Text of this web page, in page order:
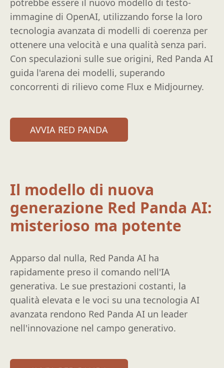
potrebbe essere il nuovo modello di testo-
immagine di OpenAI, utilizzando forse la loro
tecnologia avanzata di modelli di coerenza per
ottenere una velocità e una qualità senza pari.
Con speculazioni sulle sue origini, Red Panda AI
guida l'arena dei modelli, superando
concorrenti di rilievo come Flux e Midjourney.
AVVIA RED PANDA
Il modello di nuova
generazione Red Panda AI:
misterioso ma potente
Apparso dal nulla, Red Panda AI ha
rapidamente preso il comando nell'IA
generativa. Le sue prestazioni costanti, la
qualità elevata e le voci su una tecnologia AI
avanzata rendono Red Panda AI un leader
nell'innovazione nel campo generativo.